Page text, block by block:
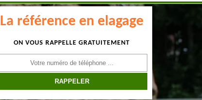
La référence en elagage
ON VOUS RAPPELLE GRATUITEMENT